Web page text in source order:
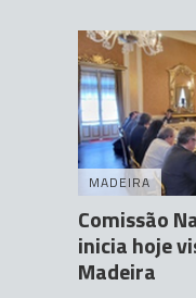
MADEIRA
Comissão
inicia hoje
Madeira